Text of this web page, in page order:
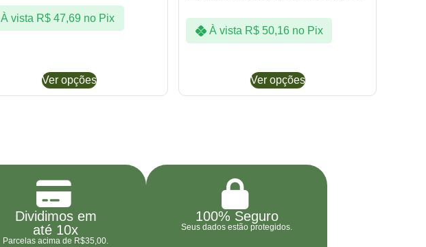
À vista R$ 47,69 no Pix
Ver opções
À vista R$50,16 no Pix
Ver opções
Dividimos em
até 10x
Parcelas acima de R$35,00.
100% Seguro
Seus dados estão protegidos.